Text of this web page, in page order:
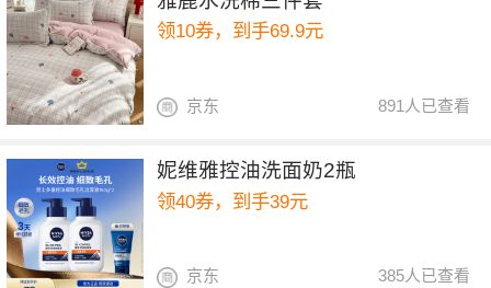
领10券，到手69.9元
891人已查看
京东
妮维雅控油洗面奶2瓶
领40券，到手39元
385人已查看
京东